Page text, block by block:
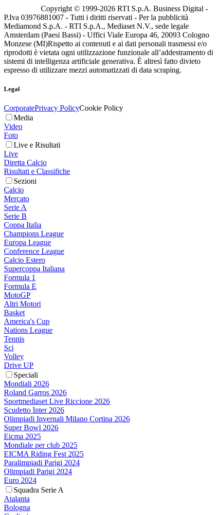
Copyright © 1999-2026 RTI S.p.A. Business Digital -
P.Iva 03976881007 - Tutti i diritti riservati - Per la pubblicità
Mediamond S.p.A. - RTI S.p.A., Mediaset N.V., sede legale
Amsterdam (Paesi Bassi) - Uffici Viale Europa 46, 20093 Cologno
Monzese (MI)Rispetto ai contenuti e ai dati personali trasmessi e/o
riprodotti è vietata ogni utilizzazione funzionale all’addestramento di
sistemi di intelligenza artificiale generativa. È altresì fatto divieto
espresso di utilizzare mezzi automatizzati di data scraping.
Legal
CorporatePrivacy PolicyCookie Policy
Media
Video
Foto
Live e Risultati
Live
Diretta Calcio
Risultati e Classifiche
Sezioni
Calcio
Mercato
Serie A
Serie B
Coppa Italia
Champions League
Europa League
Conference League
Calcio Estero
Supercoppa Italiana
Formula 1
Formula E
MotoGP
Altri Motori
Basket
America's Cup
Nations League
Tennis
Sci
Volley
Drive UP
Speciali
Mondiali 2026
Roland Garros 2026
Sportmediaset Live Riccione 2026
Scudetto Inter 2026
Olimpiadi Invernali Milano Cortina 2026
Super Bowl 2026
Eicma 2025
Mondiale per club 2025
EICMA Riding Fest 2025
Paralimpiadi Parigi 2024
Olimpiadi Parigi 2024
Euro 2024
Squadra Serie A
Atalanta
Bologna